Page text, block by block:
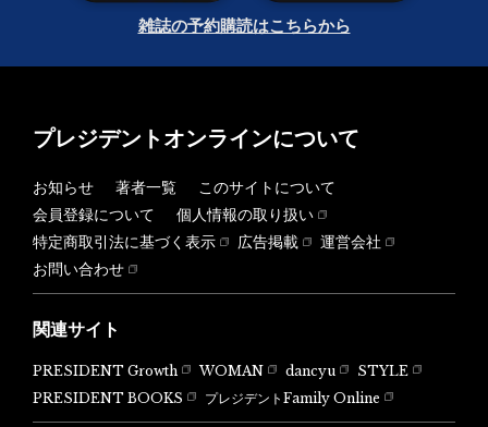
雑誌の予約購読はこちらから
プレジデントオンラインについて
お知らせ 著者一覧
このサイトについて
会員登録について
個人情報の取り扱い
特定商取引法に基づく表示
広告掲載
運営会社
お問い合わせ
関連サイト
PRESIDENT Growth WOMAN dancyu
STYLE
PRESIDENT BOOKS
プレジデントFamily Online